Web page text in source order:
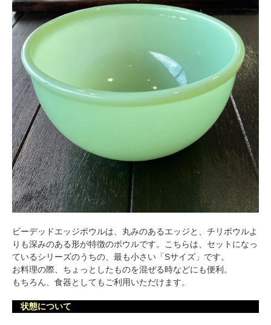
ビーデッドエッジボウルは、丸みのあるエッジと、チリボウルよ
りも深みのある形が特徴のボウルです。こちらは、セットになっ
ているシリーズのうちの、最も小さい「Sサイズ」です。
お料理の際、ちょっとしたものを混ぜる時などにも便利。
もちろん、食器としてもご利用いただけます。
状態について